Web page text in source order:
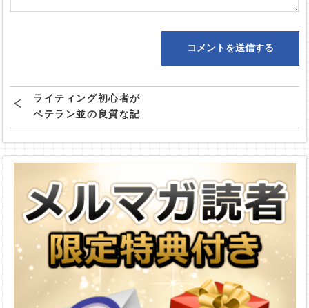
ライティング初心者が
ベテラン並の良質な記
事を書く方法・思考法
に迫る